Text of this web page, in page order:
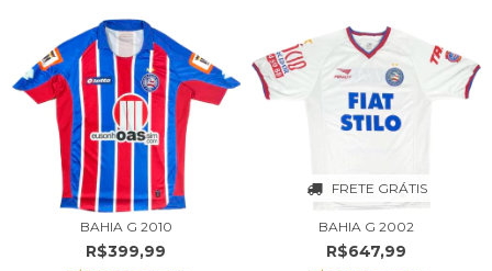
BAHIA G 2010
R$399,99
FRETE GRÁTIS
BAHIA G 2002
R$647,99